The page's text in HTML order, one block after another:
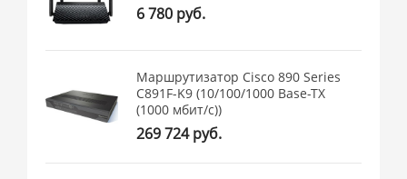
6 780 руб.
Маршрутизатор Cisco 890 Series
C891F-K9 (10/100/1000 Base-TX
(1000 мбит/с))
269 724 руб.